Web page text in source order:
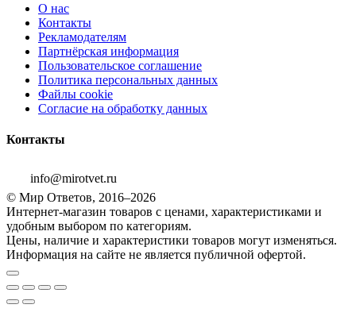
О нас
Контакты
Рекламодателям
Партнёрская информация
Пользовательское соглашение
Политика персональных данных
Файлы cookie
Согласие на обработку данных
Контакты
info@mirotvet.ru
© Мир Ответов, 2016–2026
Интернет-магазин товаров с ценами, характеристиками и
удобным выбором по категориям.
Цены, наличие и характеристики товаров могут изменяться.
Информация на сайте не является публичной офертой.